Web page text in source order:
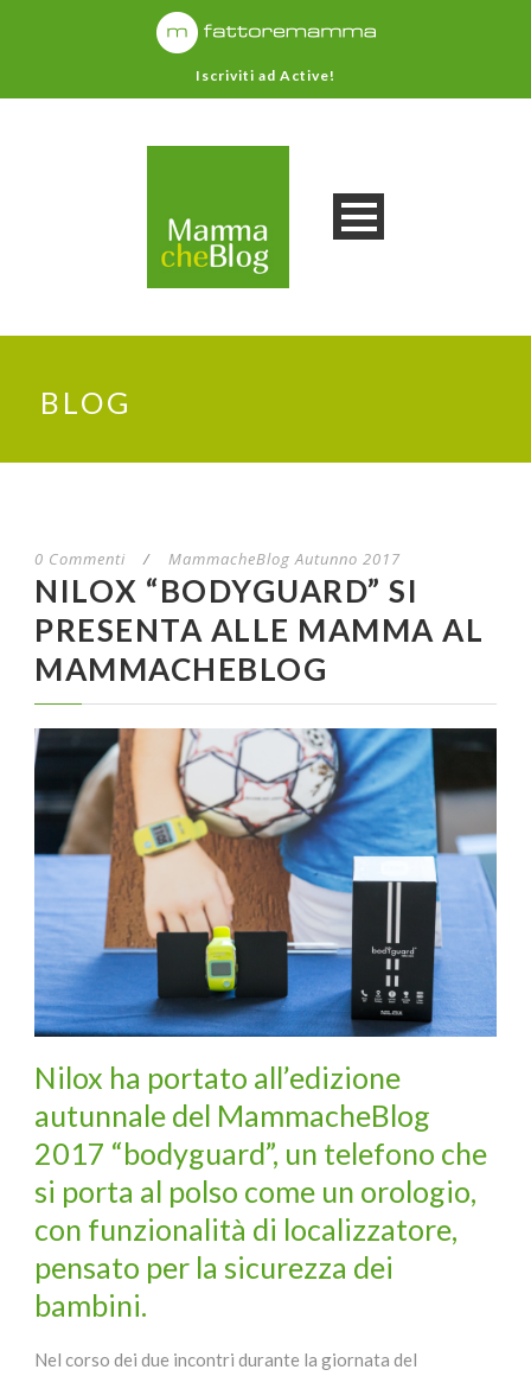
Iscriviti ad Active!
BLOG
0 Commenti / MammacheBlog Autunno 2017
NILOX “BODYGUARD” SI
PRESENTA ALLE MAMMA AL
MAMMACHEBLOG
Nilox ha portato all’edizione
autunnale del MammacheBlog
2017 “bodyguard”, un telefono che
si porta al polso come un orologio,
con funzionalità di localizzatore,
pensato per la sicurezza dei
bambini.
Nel corso dei due incontri durante la giornata del